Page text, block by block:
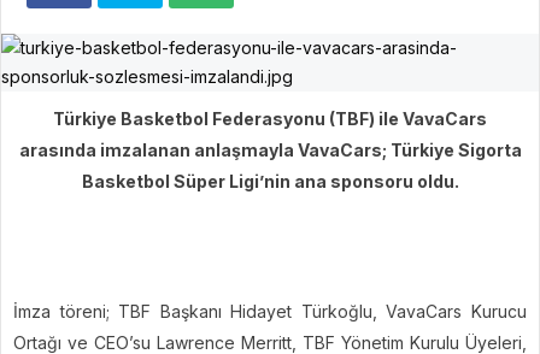
Türkiye Basketbol Federasyonu (TBF) ile VavaCars
arasında imzalanan anlaşmayla VavaCars; Türkiye Sigorta
Basketbol Süper Ligi’nin ana sponsoru oldu.
İmza töreni; TBF Başkanı Hidayet Türkoğlu, VavaCars Kurucu
Ortağı ve CEO’su Lawrence Merritt, TBF Yönetim Kurulu Üyeleri,